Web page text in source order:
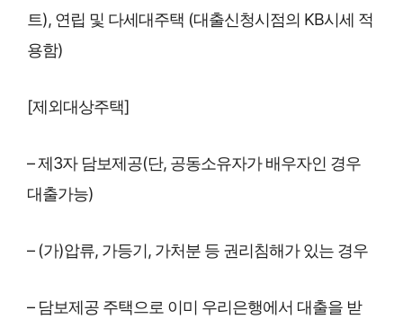
트), 연립 및 다세대주택 (대출신청시점의 KB시세 적
용함)
[제외대상주택]
– 제3자 담보제공(단, 공동소유자가 배우자인 경우
대출가능)
– (가)압류, 가등기, 가처분 등 권리침해가 있는 경우
– 담보제공 주택으로 이미 우리은행에서 대출을 받